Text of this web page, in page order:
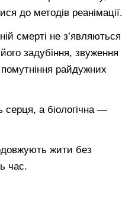
до методів реанімації.
смерті не з’являються
задубіння, звуження
райдужних
серця, а біологічна —
жити без
час.